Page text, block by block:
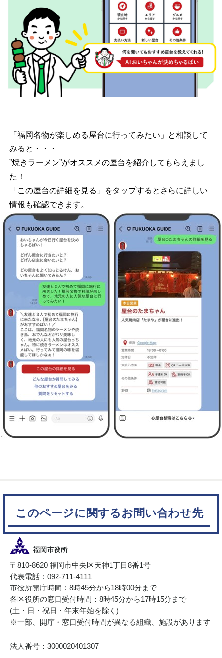
「福岡名物が楽しめる屋台に行ってみたい」と相談して
みると・・・
”焼きラーメン”がオススメの屋台を紹介してもらえまし
た！
「この屋台の詳細を見る」をタップするとさらに詳しい
情報も確認できます。
このページに関するお問い合わせ先
〒810-8620 福岡市中央区天神1丁目8番1号
代表電話：092-711-4111
市役所開庁時間：8時45分から18時00分まで
各区役所の窓口受付時間：8時45分から17時15分まで
(土・日・祝日・年末年始を除く)
※一部、開庁・窓口受付時間が異なる組織、施設があります
法人番号：3000020401307